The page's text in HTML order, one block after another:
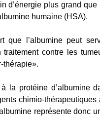
d’énergie plus grand
humaine (HSA).
l’albumine peut
contre les
thérapie».
la protéine d’albumine
chimio-
représente donc